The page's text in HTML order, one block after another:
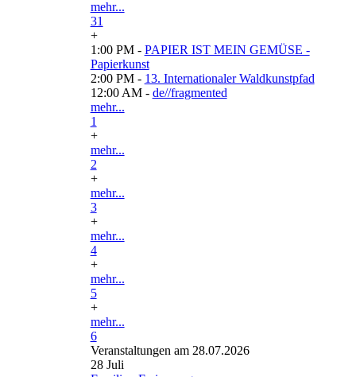
mehr...
31
+
1:00 PM - PAPIER IST MEIN GEMÜSE -
Papierkunst
2:00 PM - 13. Internationaler Waldkunstpfad
12:00 AM - de//fragmented
mehr...
1
+
mehr...
2
+
mehr...
3
+
mehr...
4
+
mehr...
5
+
mehr...
6
Veranstaltungen am 28.07.2026
28 Juli